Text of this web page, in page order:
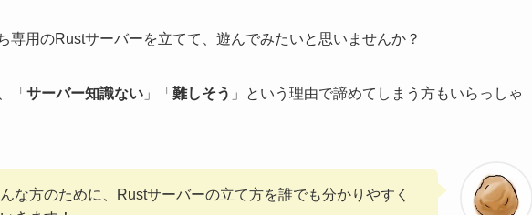
専用のRustサーバーを立てて、遊んでみたいと思いませんか？
「 サーバー知識ない 」「 難しそう 」という理由で諦めてしまう方もいらっしゃ
な方のために、Rustサーバーの立て方を誰でも分かりやすく